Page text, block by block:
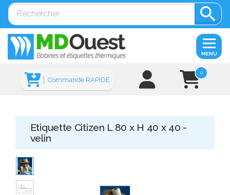

0
Commande RAPIDE
MENU
Etiquette Citizen L 80 x H 40 x 40 -
velin